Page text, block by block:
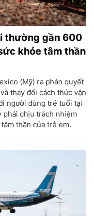
thường gần 600
khỏe tâm thần
(Mỹ) ra phán quyết
thay đổi cách thức vận
người dùng trẻ tuổi tại
phải chịu trách nhiệm
thần của trẻ em.